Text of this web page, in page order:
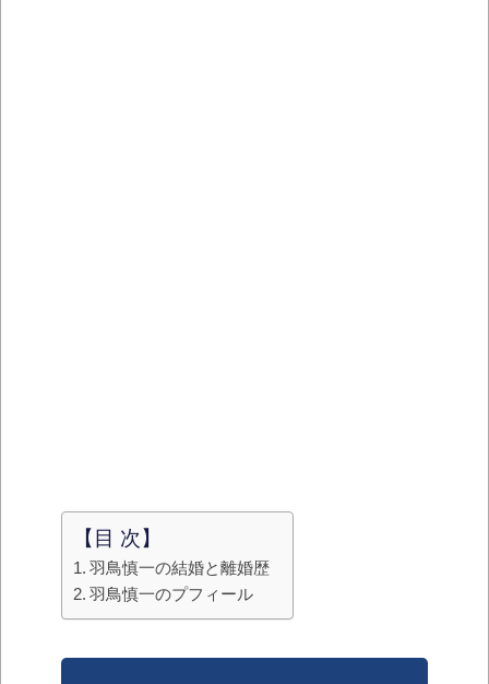
【目 次】
羽鳥慎一の結婚と離婚歴
羽鳥慎一のプフィール